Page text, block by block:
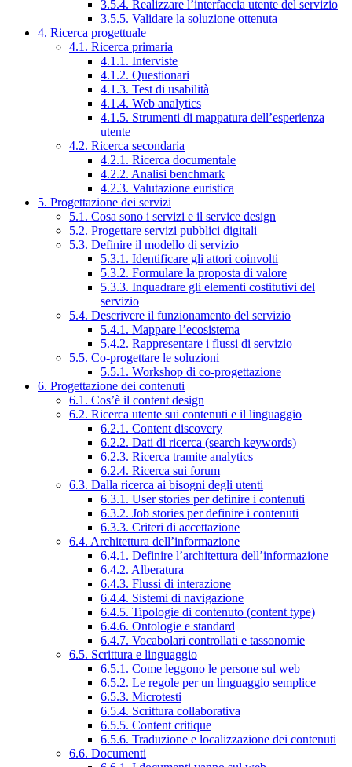
3.5.4. Realizzare l’interfaccia utente del servizio
3.5.5. Validare la soluzione ottenuta
4. Ricerca progettuale
4.1. Ricerca primaria
4.1.1. Interviste
4.1.2. Questionari
4.1.3. Test di usabilità
4.1.4. Web analytics
4.1.5. Strumenti di mappatura dell’esperienza
utente
4.2. Ricerca secondaria
4.2.1. Ricerca documentale
4.2.2. Analisi benchmark
4.2.3. Valutazione euristica
5. Progettazione dei servizi
5.1. Cosa sono i servizi e il service design
5.2. Progettare servizi pubblici digitali
5.3. Definire il modello di servizio
5.3.1. Identificare gli attori coinvolti
5.3.2. Formulare la proposta di valore
5.3.3. Inquadrare gli elementi costitutivi del
servizio
5.4. Descrivere il funzionamento del servizio
5.4.1. Mappare l’ecosistema
5.4.2. Rappresentare i flussi di servizio
5.5. Co-progettare le soluzioni
5.5.1. Workshop di co-progettazione
6. Progettazione dei contenuti
6.1. Cos’è il content design
6.2. Ricerca utente sui contenuti e il linguaggio
6.2.1. Content discovery
6.2.2. Dati di ricerca (search keywords)
6.2.3. Ricerca tramite analytics
6.2.4. Ricerca sui forum
6.3. Dalla ricerca ai bisogni degli utenti
6.3.1. User stories per definire i contenuti
6.3.2. Job stories per definire i contenuti
6.3.3. Criteri di accettazione
6.4. Architettura dell’informazione
6.4.1. Definire l’architettura dell’informazione
6.4.2. Alberatura
6.4.3. Flussi di interazione
6.4.4. Sistemi di navigazione
6.4.5. Tipologie di contenuto (content type)
6.4.6. Ontologie e standard
6.4.7. Vocabolari controllati e tassonomie
6.5. Scrittura e linguaggio
6.5.1. Come leggono le persone sul web
6.5.2. Le regole per un linguaggio semplice
6.5.3. Microtesti
6.5.4. Scrittura collaborativa
6.5.5. Content critique
6.5.6. Traduzione e localizzazione dei contenuti
6.6. Documenti